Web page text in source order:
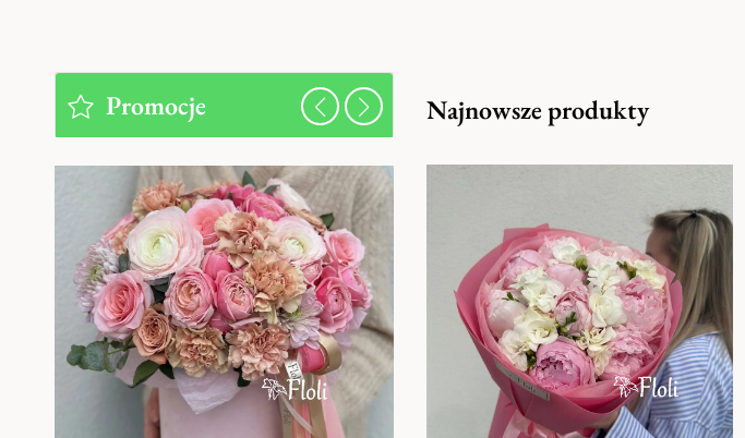
Promocje Najnowsze produkty